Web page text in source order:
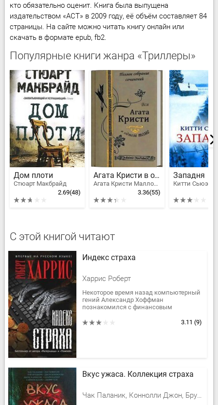
кто обязательно оценит. Книга была выпущена
издательством «АСТ» в 2009 году, её объём составляет 84
страницы. На сайте можно читать книгу онлайн или
скачать в формате epub, fb2.
Популярные книги жанра «Триллеры»
Дом плоти
Стюарт Макбрайд
2.69(48)
Агата Кристи в одном томе
Агата Кристи Маллован
3.36(55)
Западня
Китти Сьюэлл
С этой книгой читают
Индекс страха
Харрис Роберт
Некоторое время назад компьютерный
гений Александр Хоффман
познакомился с финансовым
предложил ученому создать
3.11 (9)
Вкус ужаса. Коллекция страха
Чак Паланик, Коннолли Джон, Брукс Макс, Брэдбери Рэй Дуглас, Мэтисон Ричард, Вебер Дэвид Марк, Баркер Клайв, Андерсон Кевин Джей, Ярбро Челси Куинн, Кэмпбелл Дж. Рэмсей, Хэмбли Барбара, Холдер Нэнси, Ламли Брайан, Лэннес Роберта, Мортон Лиза, Грэм Хизер, Кларк Саймон, Роберт Маселло, Нолан Уильям Фрэнсис, Шоу Дэвид Джей, Дью Тананарив, Вебер Стивен, Гаррис Мик, Ховисон Дэл, Гелб Джефф, Лэнсдейл Джо Р., Фаррис Джон, Лэймон Ричард, Эткинс Питер, Хэррихаусен Рэй, Харрисон Джон